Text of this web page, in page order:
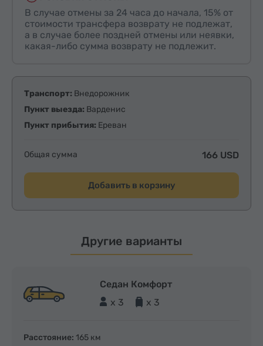
В случае отмены за 24 часа до начала, 15% от
стоимости трансфера возврату не подлежат,
а в случае более поздней отмены или неявки,
какая-либо сумма возврату не подлежит.
Транспорт: Внедорожник
Пункт выезда: Варденис
Пункт прибытия: Ереван
Общая сумма 166 USD
Добавить в корзину
Другие варианты
Седан Комфорт
x 3
x 3
Расстояние: 165 км